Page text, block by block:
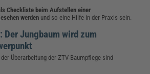
Checkliste beim Aufstellen einer
werden und so eine Hilfe in der Praxis sein.
Der Jungbaum wird zum
Überarbeitung der ZTV-Baumpflege sind